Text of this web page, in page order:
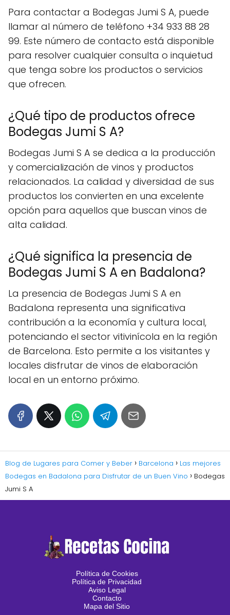
Para contactar a Bodegas Jumi S A, puede
llamar al número de teléfono +34 933 88 28
99. Este número de contacto está disponible
para resolver cualquier consulta o inquietud
que tenga sobre los productos o servicios
que ofrecen.
¿Qué tipo de productos ofrece
Bodegas Jumi S A?
Bodegas Jumi S A se dedica a la producción
y comercialización de vinos y productos
relacionados. La calidad y diversidad de sus
productos los convierten en una excelente
opción para aquellos que buscan vinos de
alta calidad.
¿Qué significa la presencia de
Bodegas Jumi S A en Badalona?
La presencia de Bodegas Jumi S A en
Badalona representa una significativa
contribución a la economía y cultura local,
potenciando el sector vitivinícola en la región
de Barcelona. Esto permite a los visitantes y
locales disfrutar de vinos de elaboración
local en un entorno próximo.
Blog de Lugares para Comer y Beber Barcelona
Las mejores
Bodegas en Badalona para Disfrutar de un Buen Vino
Bodegas
Jumi S A
Política de Cookies
Política de Privacidad
Aviso Legal
Contacto
Mapa del Sitio